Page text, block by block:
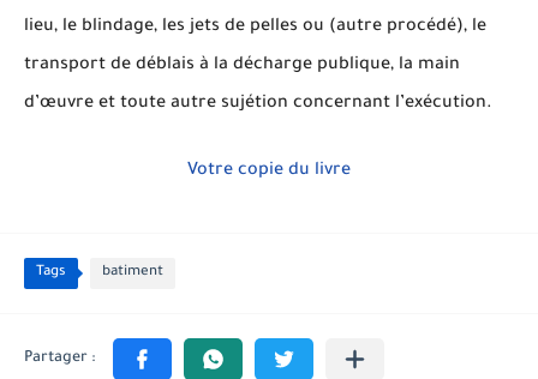
lieu, le blindage, les jets de pelles ou (autre procédé), le
transport de déblais à la décharge publique, la main
d’œuvre et toute autre sujétion concernant l’exécution.
Votre copie du livre
Tags batiment